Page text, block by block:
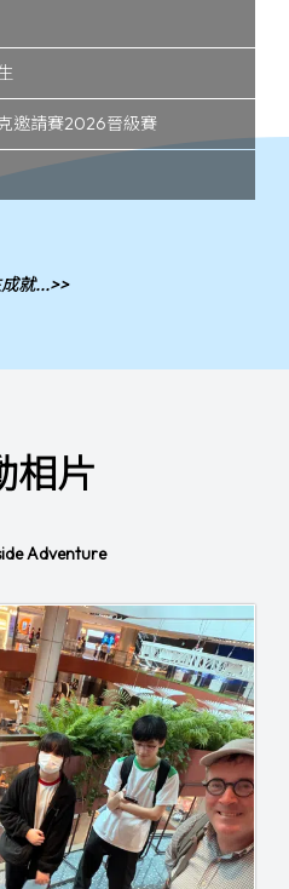
邀請賽2026晉級賽
就...>>
相片
Adventure